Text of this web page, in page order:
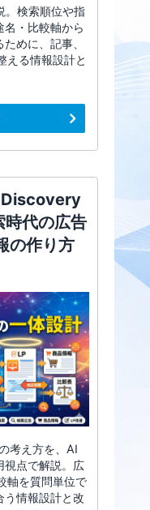
。検索順位や指
・比較軸から
めに、記事、
える情報設計と
代の広告
の作り方
考え方を、AI
視点で解説。広
軸を質問単位で
う情報設計と改